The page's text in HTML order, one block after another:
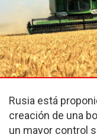
Rusia está
creación de una
un mayor control